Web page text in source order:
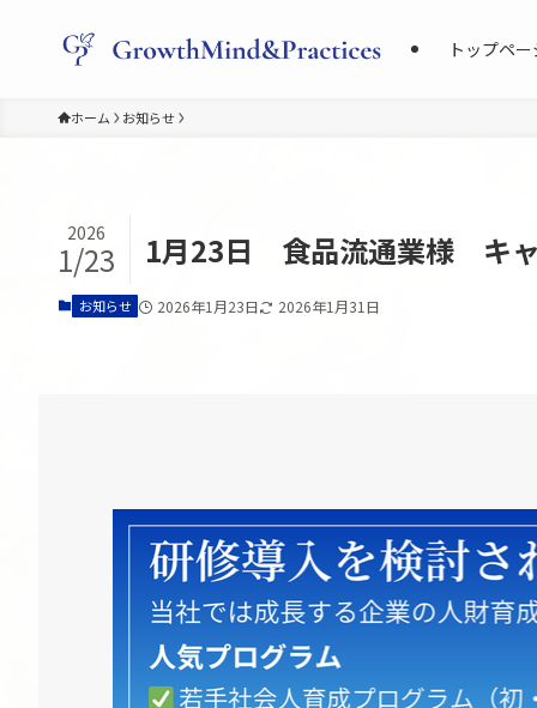
トップペー
ホーム お知らせ
1月23日 食品流通業様 キャ
2026
1/23
お知らせ 2026年1月23日 2026年1月31日